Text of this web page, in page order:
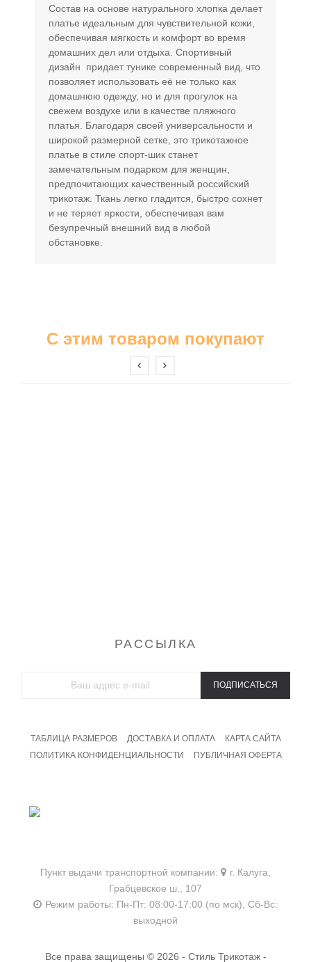
Состав на основе натурального хлопка делает
платье идеальным для чувствительной кожи,
обеспечивая мягкость и комфорт во время
домашних дел или отдыха. Спортивный
дизайн придает тунике современный вид, что
позволяет использовать её не только как
домашнюю одежду, но и для прогулок на
свежем воздухе или в качестве пляжного
платья. Благодаря своей универсальности и
широкой размерной сетке, это трикотажное
платье в стиле спорт-шик станет
замечательным подарком для женщин,
предпочитающих качественный российский
трикотаж. Ткань легко гладится, быстро сохнет
и не теряет яркости, обеспечивая вам
безупречный внешний вид в любой
обстановке.
С этим товаром покупают
РАССЫЛКА
ПОДПИСАТЬСЯ
ТАБЛИЦА РАЗМЕРОВ ДОСТАВКА И ОПЛАТА
КАРТА САЙТА
ПОЛИТИКА КОНФИДЕНЦИАЛЬНОСТИ
ПУБЛИЧНАЯ ОФЕРТА
Пункт выдачи транспортной компании:
г. Калуга,
Грабцевское ш., 107
Режим работы: Пн-Пт: 08:00-17:00 (по мск), Сб-Вс:
выходной
Все права защищены © 2026 - Стиль Трикотаж -